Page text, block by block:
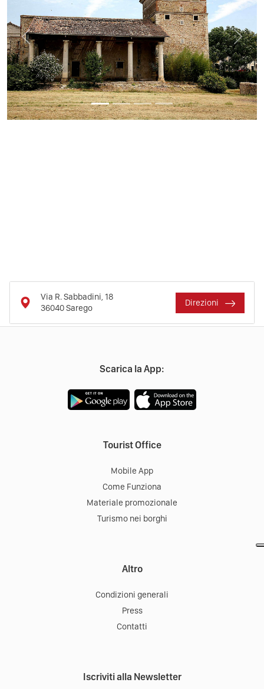
Previous Next
Via R. Sabbadini, 18
36040Sarego
Direzioni
Scarica la App:
Tourist Office
Mobile App
Come Funziona
Materiale promozionale
Turismo nei borghi
Altro
Condizioni generali
Press
Contatti
Iscriviti alla Newsletter